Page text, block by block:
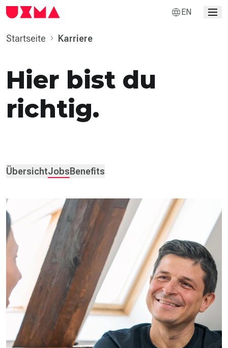
EN
Startseite Karriere
Hier bist du
richtig.
ÜbersichtJobsBenefits